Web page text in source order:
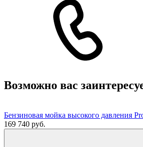
Возможно вас
Бензиновая мойка высокого давления
169 740 руб.